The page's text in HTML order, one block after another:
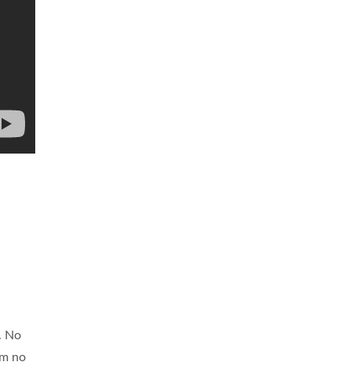
No
no